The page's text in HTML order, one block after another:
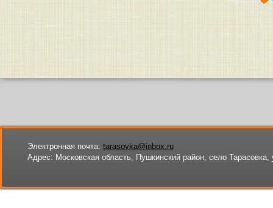
Электронная почта: tarasovka@inbox.ru
Адрес: Московская область, Пушкинский район, село